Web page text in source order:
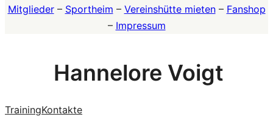
Mitglieder– Sportheim – Vereinshütte mieten– Fanshop
– Impressum
Hannelore Voigt
TrainingKontakte